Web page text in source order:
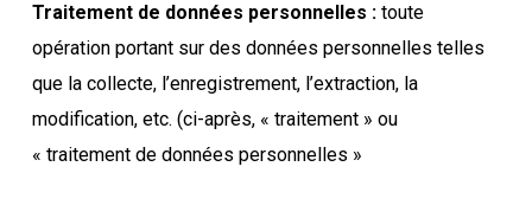
Traitement de données personnelles : toute
opération portant sur des données personnelles telles
que la collecte, l’enregistrement, l’extraction, la
modification, etc. (ci-après, « traitement » ou
« traitement de données personnelles »